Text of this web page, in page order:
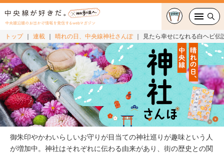
中央線沿線のお出かけ情報を発信するwebマガジン
グルメ・カフェ
スイーツ・テイクアウト
おでかけ
ショッピング
中央線カルチャー
トップ 連載 晴れの日、中央線神社さんぽ 見たら幸せになれる白ヘビ
御朱印やかわいらしいお守りが目当ての神社巡りが趣味という人
が増加中。神社はそれぞれに伝わる由来があり、街の歴史との関